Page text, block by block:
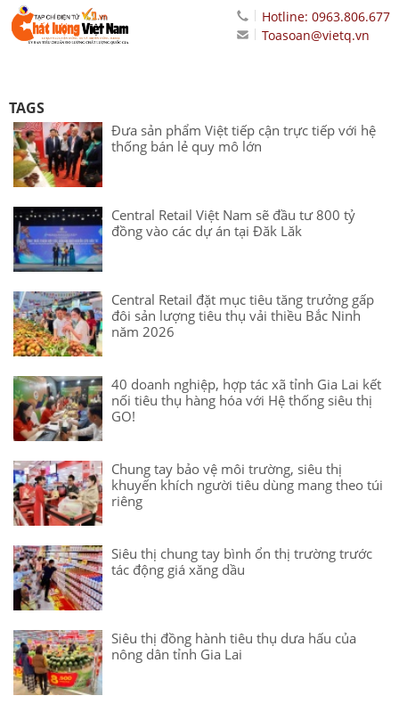
Hotline: 0963.806.677
Toasoan@vietq.vn
TAGS
Đưa sản phẩm Việt tiếp cận trực tiếp với hệ
thống bán lẻ quy mô lớn
Central Retail Việt Nam sẽ đầu tư 800 tỷ
đồng vào các dự án tại Đăk Lăk
Central Retail đặt mục tiêu tăng trưởng gấp
đôi sản lượng tiêu thụ vải thiều Bắc Ninh
năm 2026
40 doanh nghiệp, hợp tác xã tỉnh Gia Lai kết
nối tiêu thụ hàng hóa với Hệ thống siêu thị
GO!
Chung tay bảo vệ môi trường, siêu thị
khuyến khích người tiêu dùng mang theo túi
riêng
Siêu thị chung tay bình ổn thị trường trước
tác động giá xăng dầu
Siêu thị đồng hành tiêu thụ dưa hấu của
nông dân tỉnh Gia Lai